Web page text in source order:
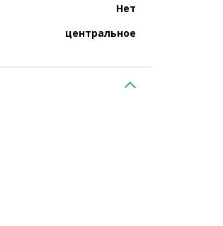
Нет
центральное